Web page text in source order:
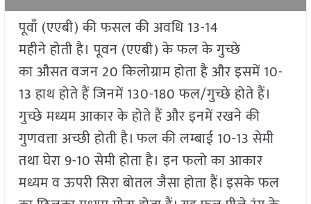
पूवाँ (एएबी) की फसल की अवधि 13-14
महीने होती है। पूवन (एएबी) के फल के गुच्छे
का औसत वजन 20 किलोग्राम होता है और इसमें 10-
13 हाथ होते हैं जिनमें 130-180 फल/गुच्छे होते हैं।
गुच्छे मध्यम आकार के होते हैं और इनमें रखने की
गुणवत्ता अच्छी होती है। फल की लम्बाई 10-13 सेमी
तथा घेरा 9-10 सेमी होता है। इन फलो का आकार
मध्यम व ऊपरी सिरा बोतल जैसा होता हैं। इसके फल